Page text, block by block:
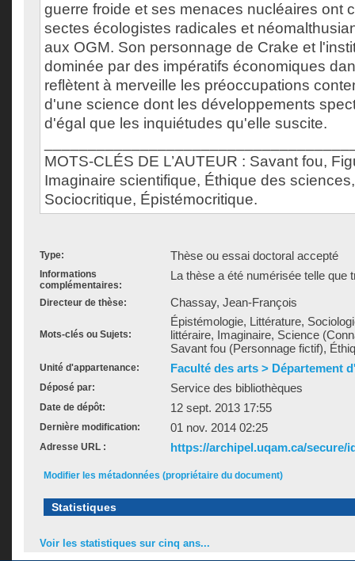
guerre froide et ses menaces nucléaires ont
sectes écologistes radicales et
aux OGM. Son personnage de Crake et
dominée par des impératifs économiques
reflètent à merveille les préoccupations
d'une science dont les développements
d'égal que les inquiétudes qu'elle suscite.
MOTS-CLÉS DE L’AUTEUR : Savant fou,
Imaginaire scientifique, Éthique des
Sociocritique, Épistémocritique.
Type: Thèse ou essai doctoral accepté
Informations
complémentaires:
La thèse a été numérisée telle que
Directeur de thèse: Chassay, Jean-François
Mots-clés ou Sujets:
Épistémologie, Littérature,
littéraire, Imaginaire, Science
Savant fou (Personnage fictif),
Unité d'appartenance: Faculté des arts > Département
Déposé par: Service des bibliothèques
Date de dépôt: 12 sept. 2013 17:55
Dernière modification: 01 nov. 2014 02:25
Adresse URL : https://archipel.uqam.ca/secure/
Modifier les métadonnées (propriétaire du document)
Statistiques
Voir les statistiques sur cinq ans...